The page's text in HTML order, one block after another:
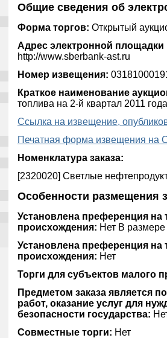
Общие сведения об
Форма торгов: Открытый
Адрес электронной площадки
http://www.sberbank-ast.ru
Номер извещения:
Краткое наименование
топлива на 2-й квартал 2011
Ссылка на извещение,
Печатная форма извещения на
Номенклатура заказа:
[2320020] Светлые
Особенности размещения
Установлена преференция на
происхождения: Нет В размере
Установлена преференция на
происхождения: Нет
Торги для субъектов малого
Предметом заказа является
работ, оказание услуг для
безопасности государства:
Совместные торги: Нет